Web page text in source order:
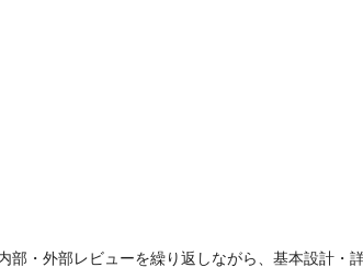
部・外部レビューを繰り返しながら、基本設計・